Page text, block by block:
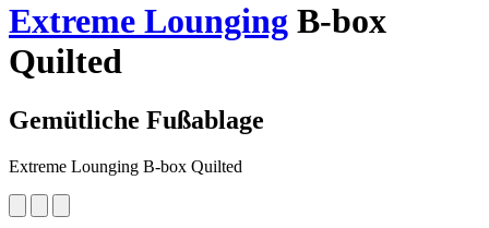
Extreme Lounging B-box
Quilted
Gemütliche Fußablage
Extreme Lounging B-box Quilted